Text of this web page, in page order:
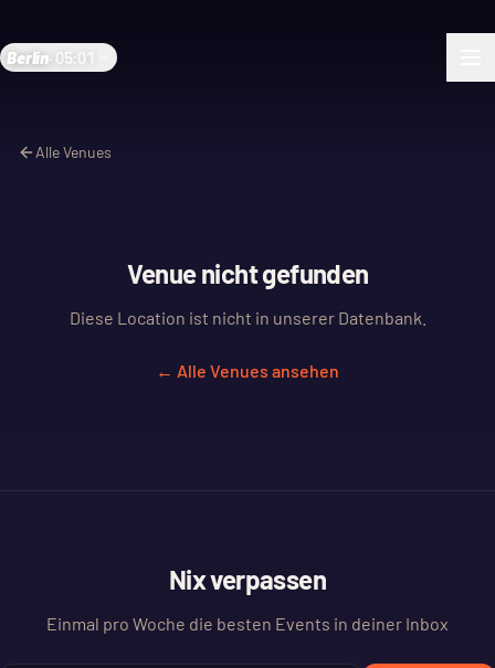
Berlin 05:01
Alle Venues
Venue nicht gefunden
Diese Location ist nicht in unserer Datenbank.
← Alle Venues ansehen
Nix verpassen
Einmal pro Woche die besten Events in deiner Inbox